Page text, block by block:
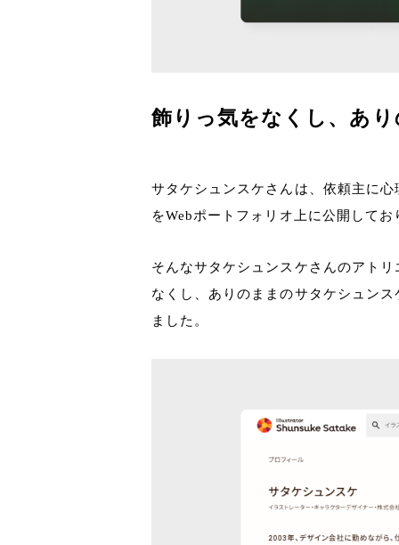
飾りっ気をなくし、あ
サタケシュンスケさんは、依頼主に
をWebポートフォリオ上に公開してお
そんなサタケシュンスケさんのアト
なくし、ありのままのサタケシュン
ました。